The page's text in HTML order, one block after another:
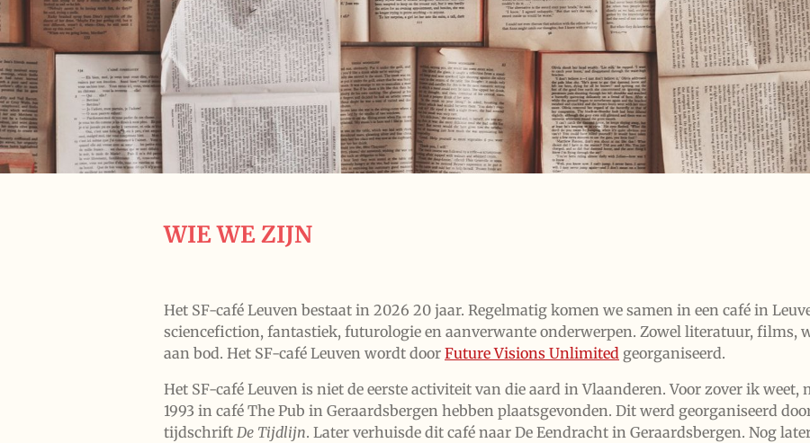
WIE WE ZIJN
Het SF-café Leuven bestaat in 2026 20 jaar. Regelmatig komen we samen in een café in
sciencefiction, fantastiek, futurologie en aanverwante onderwerpen. Zowel literatuur, films,
aan bod. Het SF-café Leuven wordt door Future Visions Unlimited georganiseerd.
Het SF-café Leuven is niet de eerste activiteit van die aard in Vlaanderen. Voor zover ik weet,
1993 in café The Pub in Geraardsbergen hebben plaatsgevonden. Dit werd georganiseerd
tijdschrift De Tijdlijn. Later verhuisde dit café naar De Eendracht in Geraardsbergen. Nog